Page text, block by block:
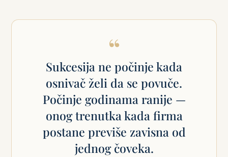
“
Sukcesija ne počinje kada
osnivač želi da se povuče.
Počinje godinama ranije —
onog trenutka kada firma
postane previše zavisna od
jednog čoveka.